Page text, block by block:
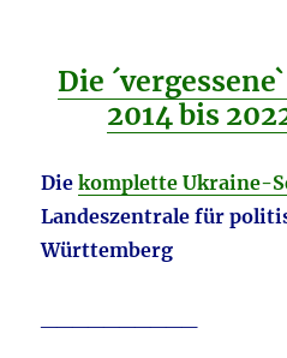
Die
2014 bis
Diekomplette Ukraine-
Landeszentrale für
Württemberg